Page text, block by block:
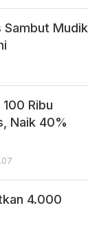
Sambut Mudik
Ribu
Naik 40%
4.000